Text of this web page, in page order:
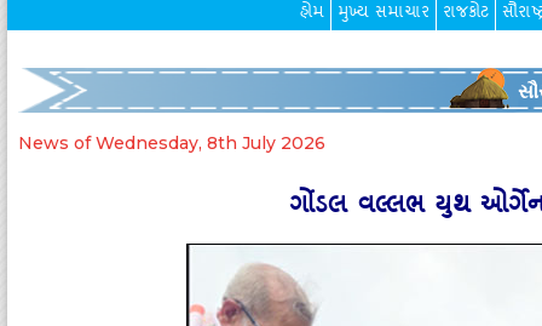
હોમ મુખ્ય સમાચાર રાજકોટ
News of Wednesday, 8th July 2026
ગોંડલ વલ્લભ યુથ